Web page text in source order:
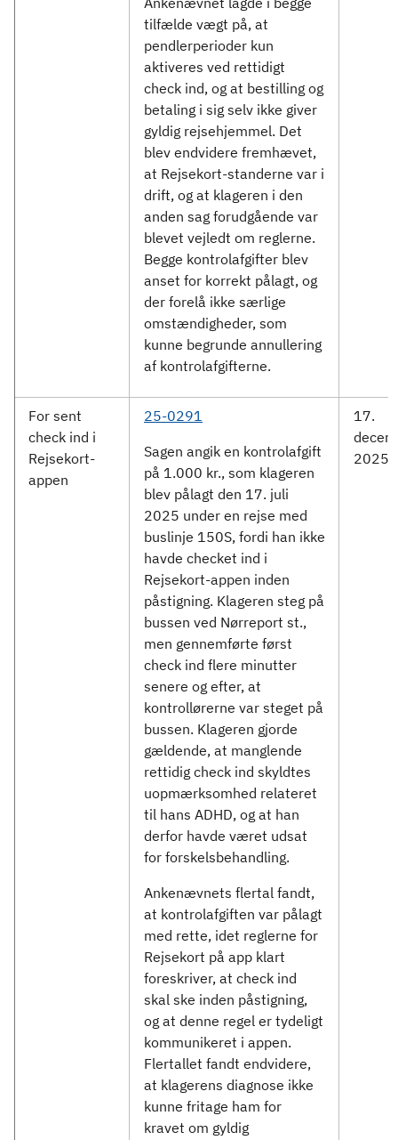
tilfælde vægt på, at
pendlerperioder kun
aktiveres ved rettidigt
check ind, og at bestilling og
betaling i sig selv ikke giver
gyldig rejsehjemmel. Det
blev endvidere fremhævet,
at Rejsekort-standerne var i
drift, og at klageren i den
anden sag forudgående var
blevet vejledt om reglerne.
Begge kontrolafgifter blev
anset for korrekt pålagt, og
der forelå ikke særlige
omstændigheder, som
kunne begrunde annullering
af kontrolafgifterne.
For sent
check ind i
Rejsekort-
appen
25-0291
Sagen angik en kontrolafgift
på 1.000 kr., som klageren
blev pålagt den 17. juli
2025 under en rejse med
buslinje 150S, fordi han ikke
havde checket ind i
Rejsekort-appen inden
påstigning. Klageren steg på
bussen ved Nørreport st.,
men gennemførte først
check ind flere minutter
senere og efter, at
kontrollørerne var steget på
bussen. Klageren gjorde
gældende, at manglende
rettidig check ind skyldtes
uopmærksomhed relateret
til hans ADHD, og at han
derfor havde været udsat
for forskelsbehandling.
Ankenævnets flertal fandt,
at kontrolafgiften var pålagt
med rette, idet reglerne for
Rejsekort på app klart
foreskriver, at check ind
skal ske inden påstigning,
og at denne regel er tydeligt
kommunikeret i appen.
Flertallet fandt endvidere,
at klagerens diagnose ikke
kunne fritage ham for
kravet om gyldig
17.
2025